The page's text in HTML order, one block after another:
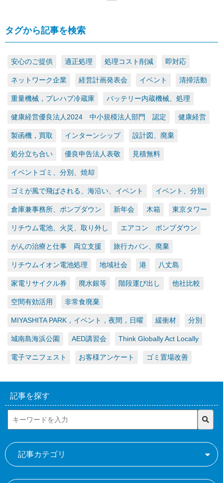
タグから記事を検索
安心のご提供 適正処理 処理コスト削減 即対応
ネットワーク企業 経営計画発表会 イベント 清掃活動
重量機械，プレハブ冷蔵庫 バッテリー内蔵機械、処理
健康経営優良法人2024 中小規模法人部門 認定 健康経営
製函機，買取 インターンシップ 設計図、廃棄
処分立ち合い 優良申告法人表敬 見積無料
イベントゴミ、分別、焼却
ゴミが風で飛ばされる、海沿い、イベント イベント、分別
倉庫兼事務所、ポンプダウン 新年会 木箱 東京タワー
リチウム電池、火災、取り外し エアコン ポンプダウン
がんの治療と仕事 両立支援 旅行カバン、廃棄
リチウムイオン電池処理 地域社会 港 八丈島
家電リサイクル券 廃水銀等 階段運び出し 他社比較
空間有効活用 非常食廃棄
MIYASHITA PARK，イベント，夜間，日曜 緩衝材 分別
城南島海浜公園 AED講習会 Think Globally Act Locally
電子マニフェスト お客様アンケート ゴミ置場改善
記事を探す
記事カテゴリ